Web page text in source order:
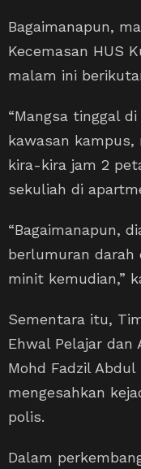
Bagaimanapun,
Kecemasan HUS
malam ini
“Mangsa tinggal
kawasan
kira-kira jam 2
sekuliah di
“Bagaimanapun,
berlumuran darah
minit kemudian,”
Sementara itu,
Ehwal Pelajar dan
Mohd Fadzil
mengesahkan
polis.
Dalam